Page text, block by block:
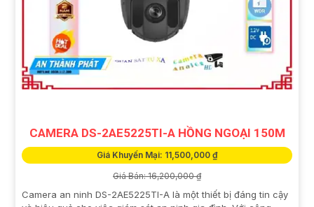
CAMERA DS-2AE5225TI-A HỒNG NGOẠI 150M
Giá Khuyến Mại: 11,500,000 ₫
Giá Bán: 16,200,000 ₫
Camera an ninh DS-2AE5225TI-A là một thiết bị đáng tin cậy